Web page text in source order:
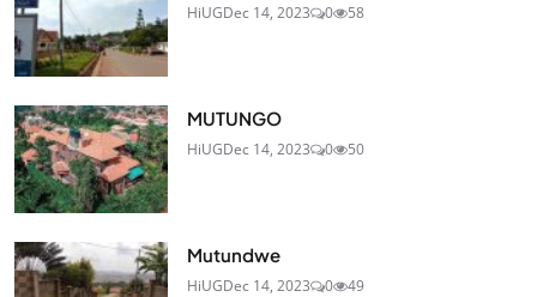
HiUGDec 14, 2023 0 58
MUTUNGO
HiUGDec 14, 2023 0 50
Mutundwe
HiUGDec 14, 2023 0 49